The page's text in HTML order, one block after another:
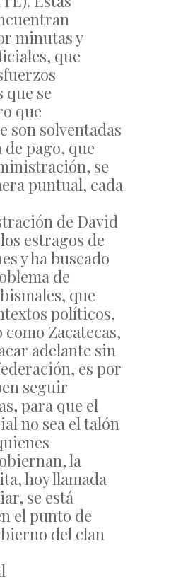
minutas y
que
se
que
son solventadas
pago, que
se
puntual, cada
de David
estragos de
y ha buscado
de
que
políticos,
Zacatecas,
adelante sin
es por
seguir
para que el
no sea el talón
la
hoy llamada
se está
el punto de
del clan